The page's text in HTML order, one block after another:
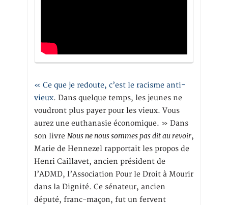
« Ce que je redoute, c’est le racisme anti-
vieux. Dans quelque temps, les jeunes ne
voudront plus payer pour les vieux. Vous
aurez une euthanasie économique. » Dans
son livre Nous ne nous sommes pas dit au revoir,
Marie de Hennezel rapportait les propos de
Henri Caillavet, ancien président de
l’ADMD, l’Association Pour le Droit à Mourir
dans la Dignité. Ce sénateur, ancien
député, franc-maçon, fut un fervent